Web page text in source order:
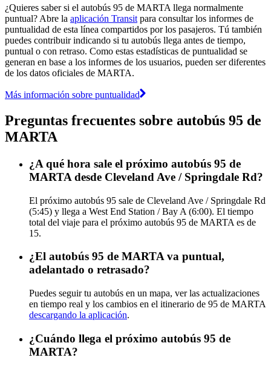
¿Quieres saber si el autobús 95 de MARTA llega normalmente
puntual? Abre la aplicación Transit para consultar los informes de
puntualidad de esta línea compartidos por los pasajeros. Tú también
puedes contribuir indicando si tu autobús llega antes de tiempo,
puntual o con retraso. Como estas estadísticas de puntualidad se
generan en base a los informes de los usuarios, pueden ser diferentes
de los datos oficiales de MARTA.
Más información sobre puntualidad
Preguntas frecuentes sobre autobús 95 de
MARTA
¿A qué hora sale el próximo autobús 95 de
MARTA desde Cleveland Ave / Springdale Rd?
El próximo autobús 95 sale de Cleveland Ave / Springdale Rd
(5:45) y llega a West End Station / Bay A (6:00). El tiempo
total del viaje para el próximo autobús 95 de MARTA es de
15.
¿El autobús 95 de MARTA va puntual,
adelantado o retrasado?
Puedes seguir tu autobús en un mapa, ver las actualizaciones
en tiempo real y los cambios en el itinerario de 95 de MARTA
descargando la aplicación.
¿Cuándo llega el próximo autobús 95 de
MARTA?